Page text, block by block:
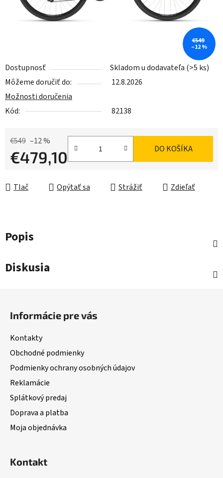
Dostupnosť Skladom u dodavateľa (>5 ks)
Môžeme doručiť do:
12.8.2026
Možnosti doručenia
Kód:
82138
€549 –12 %
€479,10 DO KOŠÍKA
Tlač Opýtať sa Strážiť Zdieľať
€549
–12 %
Popis
Diskusia
Informácie pre vás
Kontakty
Obchodné podmienky
Podmienky ochrany osobných údajov
Reklamácie
Splátkový predaj
Doprava a platba
Moja objednávka
Kontakt